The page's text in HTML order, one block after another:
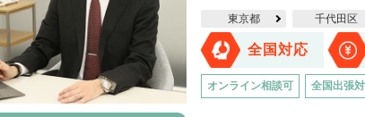
東京都 千代田区
全国対応
オンライン相談可 全国出張